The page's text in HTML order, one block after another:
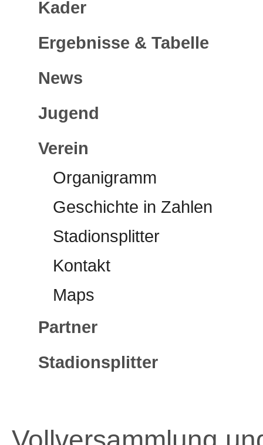
Kader
Ergebnisse & Tabelle
News
Jugend
Verein
Organigramm
Geschichte in Zahlen
Stadionsplitter
Kontakt
Maps
Partner
Stadionsplitter